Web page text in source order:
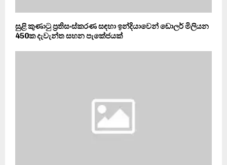
සුළි කුණාටු ප්‍රතිසංස්කරණ සඳහා ඉන්දියාවෙන් ඩොලර් මිලියන
450ක දැවැන්ත සහන පැකේජයක්